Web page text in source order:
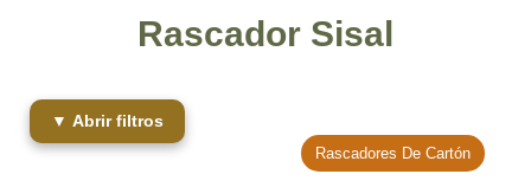
Rascador Sisal
▼ Abrir filtros
Rascadores De Cartón